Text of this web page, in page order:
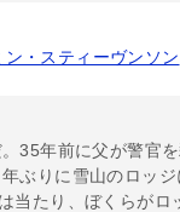
・スティーヴンソン
35年前に父が警官
ぶりに雪山のロッ
当たり、ぼくらがロ